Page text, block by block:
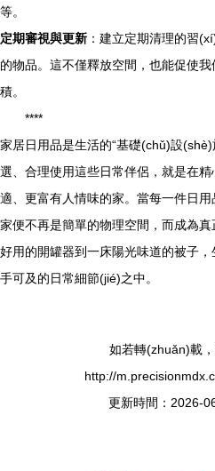
等。
定期審視與更新 ：建立定期清理的習
的物品。這不僅釋放空間，也能促使
積。
****
家居日用品是生活的“基礎(chǔ)設
選、合理使用這些日常伴侶，就是在
適、更富有人情味的家。當每一件日
家便不再是簡單的物理空間，而成為
好用的開罐器到一床陽光味道的被子
手可及的日常細節(jié)之中。
如若轉(zhuǎn)載
http://
更新時間：2026-